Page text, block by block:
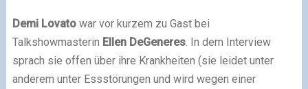
Demi Lovatowar vor kurzem zu Gast bei
Talkshowmasterin Ellen DeGeneres. In dem Interview
sprach sie offen über ihre Krankheiten (sie leidet unter
anderem unter Essstörungen und wird wegen einer